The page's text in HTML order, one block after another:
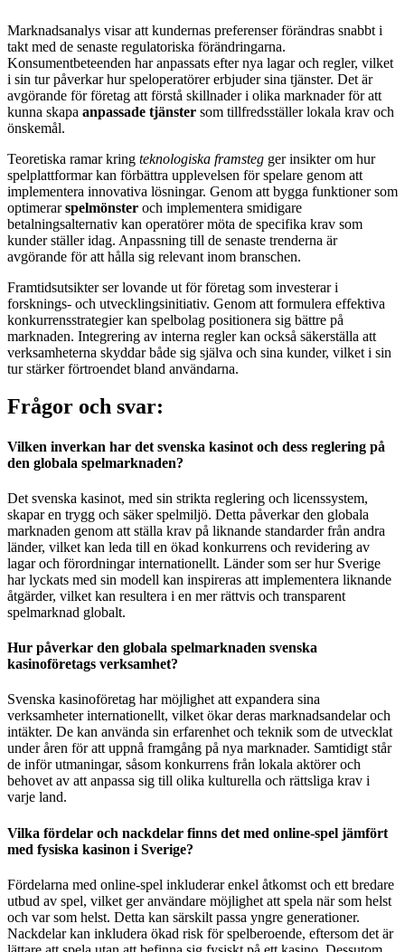
Marknadsanalys visar att kundernas preferenser förändras snabbt i
takt med de senaste regulatoriska förändringarna.
Konsumentbeteenden har anpassats efter nya lagar och regler, vilket
i sin tur påverkar hur speloperatörer erbjuder sina tjänster. Det är
avgörande för företag att förstå skillnader i olika marknader för att
kunna skapa anpassade tjänster som tillfredsställer lokala krav och
önskemål.
Teoretiska ramar kring teknologiska framsteg ger insikter om hur
spelplattformar kan förbättra upplevelsen för spelare genom att
implementera innovativa lösningar. Genom att bygga funktioner som
optimerarspelmönster och implementera smidigare
betalningsalternativ kan operatörer möta de specifika krav som
kunder ställer idag. Anpassning till de senaste trenderna är
avgörande för att hålla sig relevant inom branschen.
Framtidsutsikter ser lovande ut för företag som investerar i
forsknings- och utvecklingsinitiativ. Genom att formulera effektiva
konkurrensstrategier kan spelbolag positionera sig bättre på
marknaden. Integrering av interna regler kan också säkerställa att
verksamheterna skyddar både sig själva och sina kunder, vilket i sin
tur stärker förtroendet bland användarna.
Frågor och svar:
Vilken inverkan har det svenska kasinot och dess reglering på
den globala spelmarknaden?
Det svenska kasinot, med sin strikta reglering och licenssystem,
skapar en trygg och säker spelmiljö. Detta påverkar den globala
marknaden genom att ställa krav på liknande standarder från andra
länder, vilket kan leda till en ökad konkurrens och revidering av
lagar och förordningar internationellt. Länder som ser hur Sverige
har lyckats med sin modell kan inspireras att implementera liknande
åtgärder, vilket kan resultera i en mer rättvis och transparent
spelmarknad globalt.
Hur påverkar den globala spelmarknaden svenska
kasinoföretags verksamhet?
Svenska kasinoföretag har möjlighet att expandera sina
verksamheter internationellt, vilket ökar deras marknadsandelar och
intäkter. De kan använda sin erfarenhet och teknik som de utvecklat
under åren för att uppnå framgång på nya marknader. Samtidigt står
de inför utmaningar, såsom konkurrens från lokala aktörer och
behovet av att anpassa sig till olika kulturella och rättsliga krav i
varje land.
Vilka fördelar och nackdelar finns det med online-spel jämfört
med fysiska kasinon i Sverige?
Fördelarna med online-spel inkluderar enkel åtkomst och ett bredare
utbud av spel, vilket ger användare möjlighet att spela när som helst
och var som helst. Detta kan särskilt passa yngre generationer.
Nackdelar kan inkludera ökad risk för spelberoende, eftersom det är